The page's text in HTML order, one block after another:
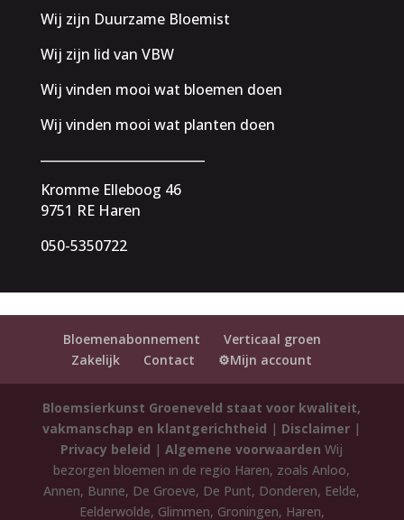
Wij zijn Duurzame Bloemist
Wij zijn lid van VBW
Wij vinden mooi wat bloemen doen
Wij vinden mooi wat planten doen
Kromme Elleboog 46
9751 RE Haren
050-5350722
Bloemenabonnement
Verticaal groen
Zakelijk
Contact ⚙️Mijn account
Bloemsierkunst Groeneveld staat voor kwaliteit,
vakmanschap en klantgerichtheid | Disclaimer |
Privacy beleid |Algemene voorwaarden Wij
bezorgen bloemen in de regio Haren, zoals Anloo,
Annen, Bunne, De Groeve, De Punt, Donderen, Eelde,
Eelderwolde, Glimmen, Groningen, Haren,